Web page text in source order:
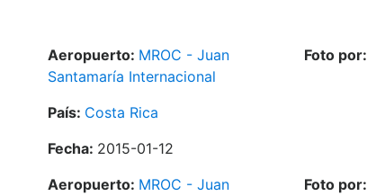
Aeropuerto: MROC - Juan
Santamaría Internacional
País: Costa Rica
Fecha: 2015-01-12
Foto por:
Aeropuerto: MROC - Juan
Foto por: